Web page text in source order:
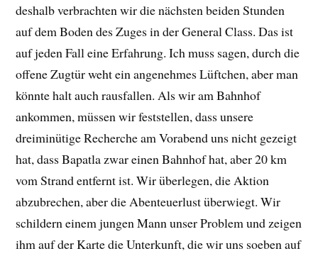
deshalb verbrachten wir die nächsten beiden Stunden
auf dem Boden des Zuges in der General Class. Das ist
auf jeden Fall eine Erfahrung. Ich muss sagen, durch die
offene Zugtür weht ein angenehmes Lüftchen, aber man
könnte halt auch rausfallen. Als wir am Bahnhof
ankommen, müssen wir feststellen, dass unsere
dreiminütige Recherche am Vorabend uns nicht gezeigt
hat, dass Bapatla zwar einen Bahnhof hat, aber 20 km
vom Strand entfernt ist. Wir überlegen, die Aktion
abzubrechen, aber die Abenteuerlust überwiegt. Wir
schildern einem jungen Mann unser Problem und zeigen
ihm auf der Karte die Unterkunft, die wir uns soeben auf